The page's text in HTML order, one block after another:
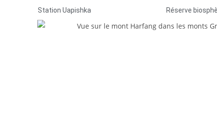
Station Uapishka Réserve